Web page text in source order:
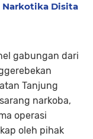
Narkotika Disita
gabungan dari
Tanjung
narkoba,
operasi
oleh pihak